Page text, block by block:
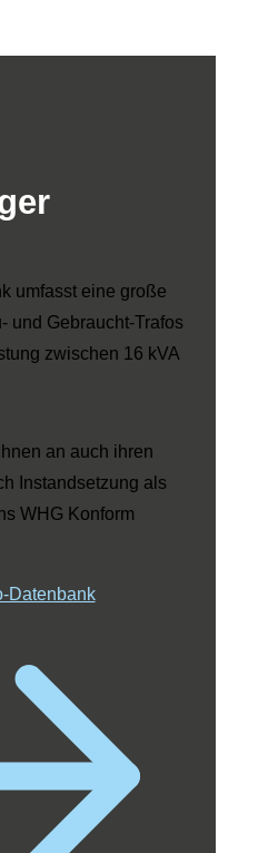
umfasst eine große
und Gebraucht-Trafos
zwischen 16 kVA
an auch ihren
Instandsetzung als
WHG Konform
Datenbank